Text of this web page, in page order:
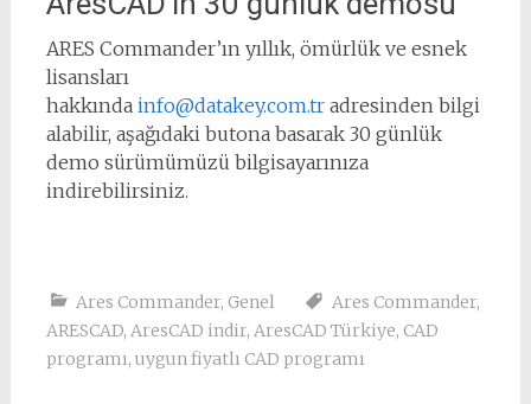
ARES Commander’ın yıllık, ömürlük ve esnek
lisansları
hakkında info@datakey.com.tradresinden bilgi
alabilir, aşağıdaki butona basarak 30 günlük
demo sürümümüzü bilgisayarınıza
indirebilirsiniz.
Ares Commander, Genel Ares Commander,
ARESCAD, AresCAD indir, AresCAD Türkiye, CAD
programı, uygun fiyatlı CAD programı